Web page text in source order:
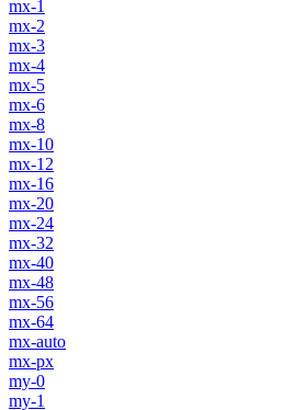
mx-1
mx-2
mx-3
mx-4
mx-5
mx-6
mx-8
mx-10
mx-12
mx-16
mx-20
mx-24
mx-32
mx-40
mx-48
mx-56
mx-64
mx-auto
mx-px
my-0
my-1